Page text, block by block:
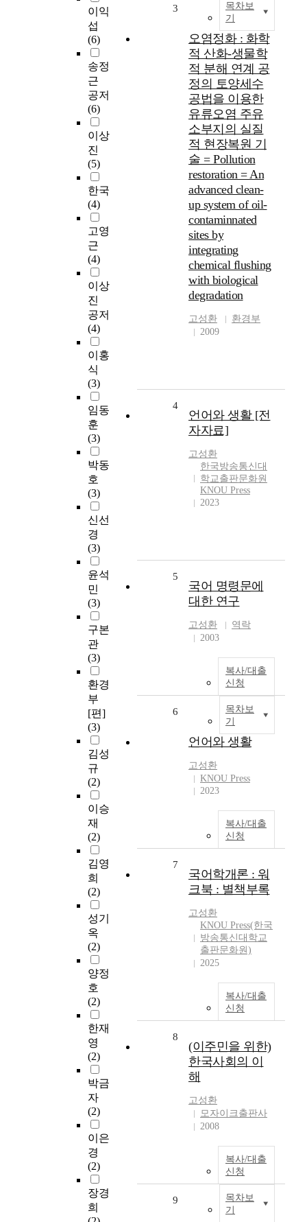
이익
섭
(6)
송정
근
공저
(6)
이상
진
(5)
한국
(4)
고영
근
(4)
이상
진
공저
(4)
이홍
식
(3)
임동
훈
(3)
박동
호
(3)
신선
경
(3)
윤석
민
(3)
구본
관
(3)
환경
부
[편]
(3)
김성
규
(2)
이승
재
(2)
김영
희
(2)
성기
옥
(2)
양정
호
(2)
한재
영
(2)
박금
자
(2)
이은
경
(2)
장경
희
목차보
기
3
오염정화 : 화학
적 산화-생물학
적 분해 연계 공
정의 토양세수
공법을 이용한
유류오염 주유
소부지의 실질
적 현장복원 기
술 = Pollution
restoration = An
advanced clean-
up system of oil-
contaminnated
sites by
integrating
chemical flushing
with biological
degradation
고성환
환경부
2009
4
언어와 생활 [전
자자료]
고성환
한국방송통신대
학교출판문화원
KNOU Press
2023
5
국어 명령문에
대한 연구
고성환
역락
2003
복사/대출
신청
목차보
기
6
언어와 생활
고성환
KNOU Press
2023
복사/대출
신청
7
국어학개론 : 워
크북 : 별책부록
고성환
KNOU Press(한국
방송통신대학교
출판문화원)
2025
복사/대출
신청
8
(이주민을 위한)
한국사회의 이
해
고성환
모자이크출판사
2008
복사/대출
신청
목차보
기
9